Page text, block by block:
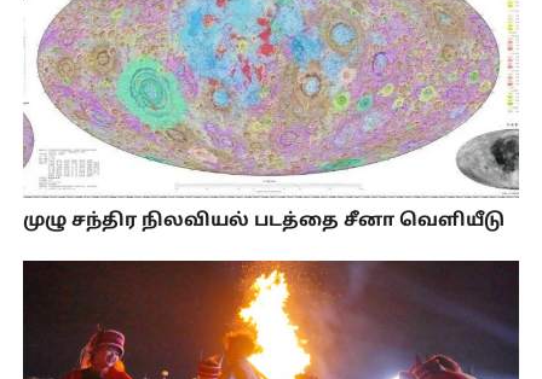
முழு சந்திர நிலவியல் படத்தை சீனா வெளியீடு